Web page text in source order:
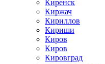
Киренск
Киржач
Кириллов
Кириши
Киров
Киров
Кировград